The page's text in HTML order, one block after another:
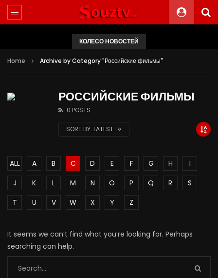
КОЛЕСО НОВОСТЕЙ
Home Archive by Category "Российские фильмы"
РОССИЙСКИЕ ФИЛЬМЫ
0 POSTS
SORT BY: LATEST
ALL A B C D E F G H
I
J
K L M N O P Q R
S
T
U V W X Y Z
It seems we can’t find what you’re looking for. Perhaps
searching can help.